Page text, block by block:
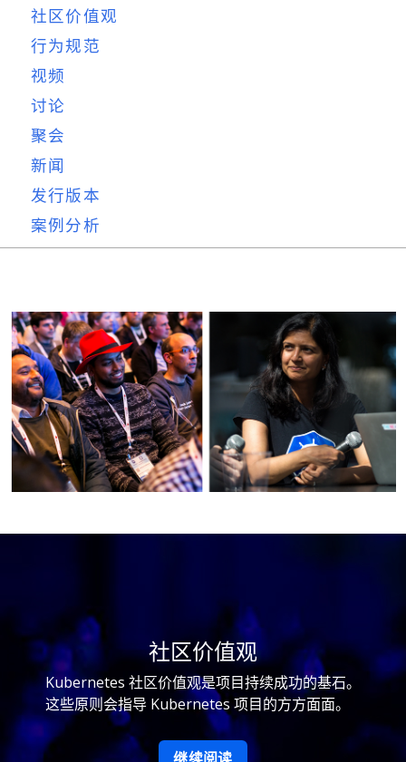
社区价值观
行为规范
视频
讨论
聚会
新闻
发行版本
案例分析
社区价值观
Kubernetes 社区价值观是项目持续成功的基石。
这些原则会指导 Kubernetes 项目的方方面面。